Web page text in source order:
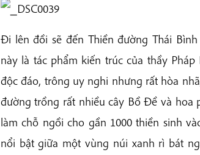
Đi lên đồi sẽ đến Thiền đường Thái
này là tác phẩm kiến trúc của thầy
độc đáo, trông uy nghi nhưng rất hòa
đường trồng rất nhiều cây Bồ Đề và hoa
làm chỗ ngồi cho gần 1000 thiền sinh
nổi bật giữa một vùng núi xanh rì bát